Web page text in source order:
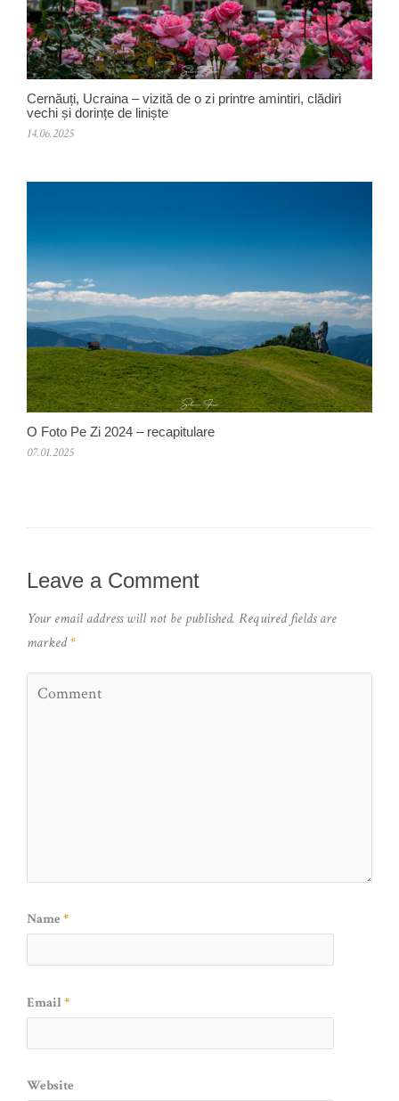
Cernăuți, Ucraina – vizită de o zi printre amintiri, clădiri
vechi și dorințe de liniște
14.06.2025
O Foto Pe Zi 2024 – recapitulare
07.01.2025
Leave a Comment
Your email address will not be published. Required fields are
marked*
Name *
Email*
Website